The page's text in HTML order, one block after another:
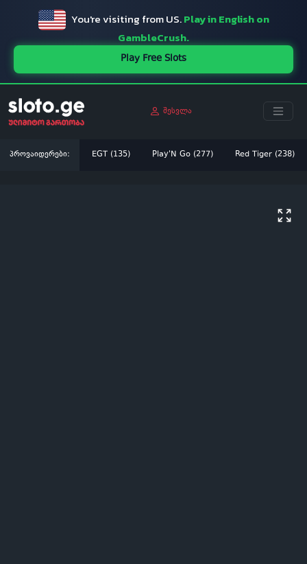
You're visiting from US.Play in English on
GambleCrush.
Play Free Slots
შესვლა
პროვაიდერები: EGT (135) Play'N Go (277) Red Tiger (238)